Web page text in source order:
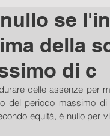
se
della
di c
delle assenze per
del periodo massimo
equità, è nullo per